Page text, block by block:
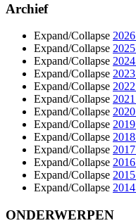
Archief
Expand/Collapse 2026
Expand/Collapse 2025
Expand/Collapse 2024
Expand/Collapse 2023
Expand/Collapse 2022
Expand/Collapse 2021
Expand/Collapse 2020
Expand/Collapse 2019
Expand/Collapse 2018
Expand/Collapse 2017
Expand/Collapse 2016
Expand/Collapse 2015
Expand/Collapse 2014
ONDERWERPEN